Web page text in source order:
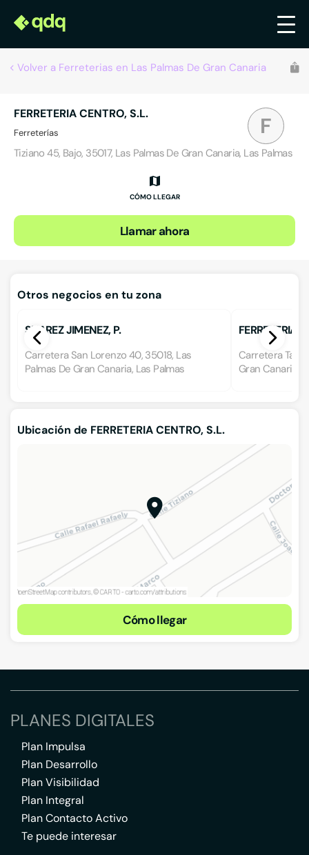
Volver a Ferreterias en Las Palmas De Gran Canaria
F
FERRETERIA CENTRO, S.L.
Ferreterías
Tiziano 45, Bajo, 35017, Las Palmas De Gran Canaria, Las Palmas
CÓMO LLEGAR
Llamar ahora
Otros negocios en tu zona
SUAREZ JIMENEZ, P.
Carretera San Lorenzo 40, 35018, Las
Palmas De Gran Canaria, Las Palmas
FERRETERIA
Carretera
Gran Canaria,
Ubicación de FERRETERIA CENTRO, S.L.
Cómo llegar
PLANES DIGITALES
Plan Impulsa
Plan Desarrollo
Plan Visibilidad
Plan Integral
Plan Contacto Activo
Te puede interesar